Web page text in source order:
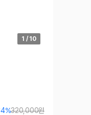
, 중형, SUV, 승합차 등 여행
자차의 면책금과 보상 한도
1 / 10
%320,000원